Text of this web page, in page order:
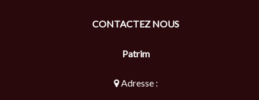
CONTACTEZ NOUS
Patrim
Adresse :